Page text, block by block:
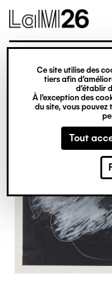
Gestion des cookies
Ce site utilise des
tiers afin
d’établir
À l’exception des
du site, vous pouvez
Tout
contenu